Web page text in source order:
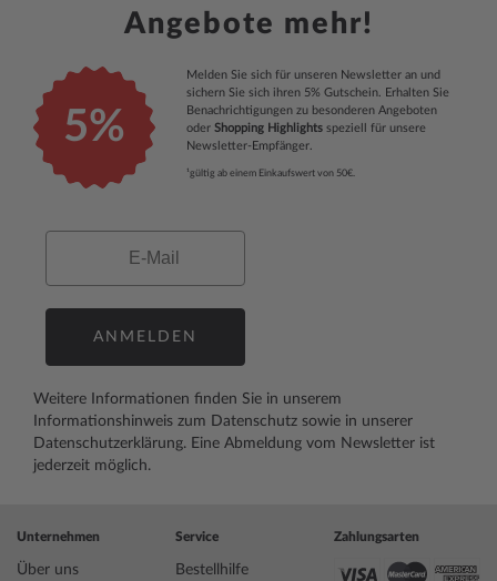
Angebote mehr!
5%
Melden Sie sich für unseren Newsletter an und
sichern Sie sich ihren 5% Gutschein. Erhalten Sie
Benachrichtigungen zu besonderen Angeboten
oder Shopping Highlights speziell für unsere
Newsletter-Empfänger.
¹gültig ab einem Einkaufswert von 50€.
Email
ANMELDEN
Weitere Informationen finden Sie in unserem
Informationshinweis zum Datenschutz sowie in unserer
Datenschutzerklärung. Eine Abmeldung vom Newsletter ist
jederzeit möglich.
Unternehmen
Über uns
Service
Bestellhilfe
Zahlungsarten